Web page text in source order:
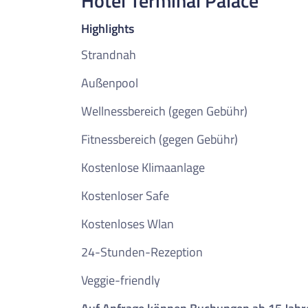
Highlights
Strandnah
Außenpool
Wellnessbereich (gegen Gebühr)
Fitnessbereich (gegen Gebühr)
Kostenlose Klimaanlage
Kostenloser Safe
Kostenloses Wlan
24-Stunden-Rezeption
Veggie-friendly